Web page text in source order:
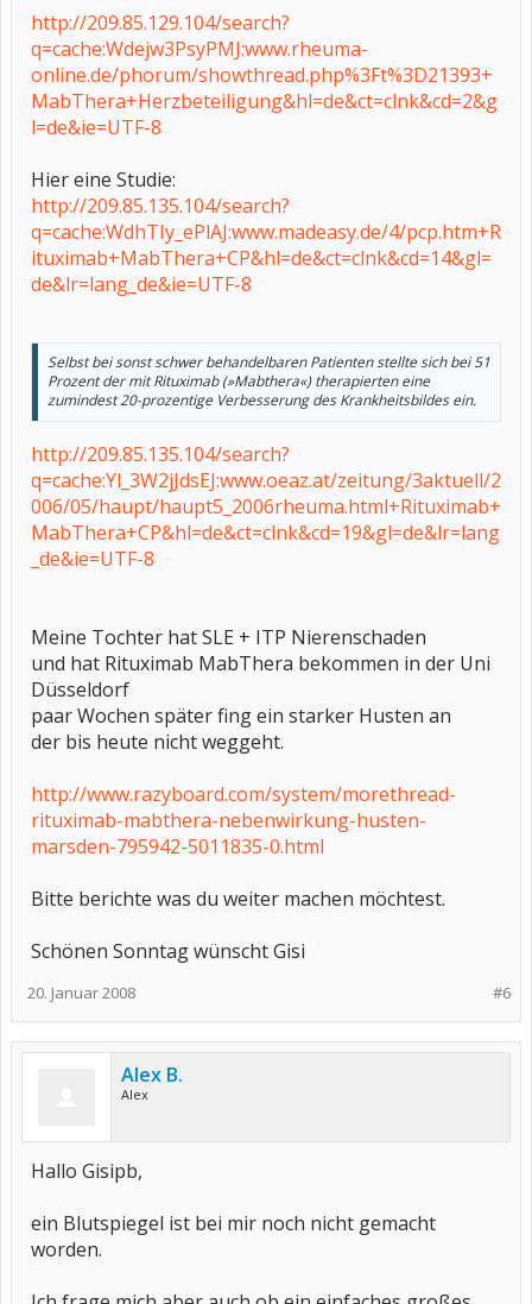
http://209.85.129.104/search?
q=cache:Wdejw3PsyPMJ:www.rheuma-
online.de/phorum/showthread.php%3Ft%3D21393+
MabThera+Herzbeteiligung&hl=de&ct=clnk&cd=2&g
l=de&ie=UTF-8
Hier eine Studie:
http://209.85.135.104/search?
q=cache:WdhTIy_ePlAJ:www.madeasy.de/4/pcp.htm+R
ituximab+MabThera+CP&hl=de&ct=clnk&cd=14&gl=
de&lr=lang_de&ie=UTF-8
Selbst bei sonst schwer behandelbaren Patienten stellte sich bei 51
Prozent der mit Rituximab (»Mabthera«) therapierten eine
zumindest 20-prozentige Verbesserung des Krankheitsbildes ein.
http://209.85.135.104/search?
q=cache:Yl_3W2jJdsEJ:www.oeaz.at/zeitung/3aktuell/2
006/05/haupt/haupt5_2006rheuma.html+Rituximab+
MabThera+CP&hl=de&ct=clnk&cd=19&gl=de&lr=lang
_de&ie=UTF-8
Meine Tochter hat SLE + ITP Nierenschaden
und hat Rituximab MabThera bekommen in der Uni
Düsseldorf
paar Wochen später fing ein starker Husten an
der bis heute nicht weggeht.
http://www.razyboard.com/system/morethread-
rituximab-mabthera-nebenwirkung-husten-
marsden-795942-5011835-0.html
Bitte berichte was du weiter machen möchtest.
Schönen Sonntag wünscht Gisi
#6
20. Januar 2008
Alex B.
Alex
Hallo Gisipb,
ein Blutspiegel ist bei mir noch nicht gemacht
worden.